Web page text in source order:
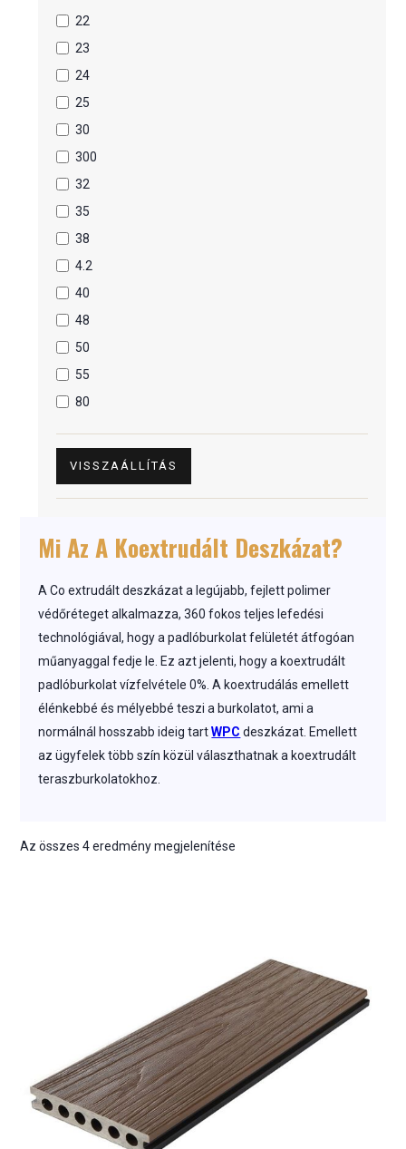
22
23
24
25
30
300
32
35
38
4.2
40
48
50
55
80
VISSZAÁLLÍTÁS
Mi Az A Koextrudált Deszkázat?
A Co extrudált deszkázat a legújabb, fejlett polimer
védőréteget alkalmazza, 360 fokos teljes lefedési
technológiával, hogy a padlóburkolat felületét átfogóan
műanyaggal fedje le. Ez azt jelenti, hogy a koextrudált
padlóburkolat vízfelvétele 0%. A koextrudálás emellett
élénkebbé és mélyebbé teszi a burkolatot, ami a
normálnál hosszabb ideig tartWPC deszkázat. Emellett
az ügyfelek több szín közül választhatnak a koextrudált
teraszburkolatokhoz.
Az összes 4 eredmény megjelenítése